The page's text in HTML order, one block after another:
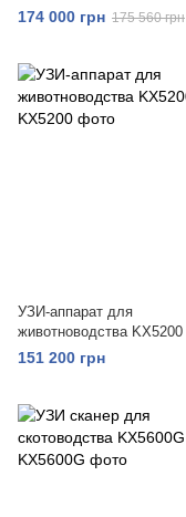
174 000 грн 175 560 грн
УЗИ-аппарат для
животноводства KX5200
151 200 грн